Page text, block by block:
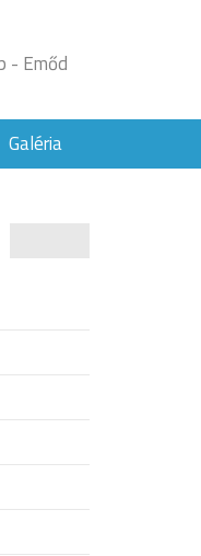
- Emőd
Galéria